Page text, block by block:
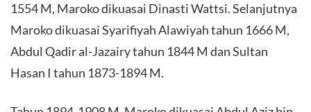
1554 M, Maroko dikuasai Dinasti Wattsi. Selanjutnya
Maroko dikuasai Syarifiyah Alawiyah tahun 1666 M,
Abdul Qadir al-Jazairy tahun 1844 M dan Sultan
Hasan I tahun 1873-1894 M.